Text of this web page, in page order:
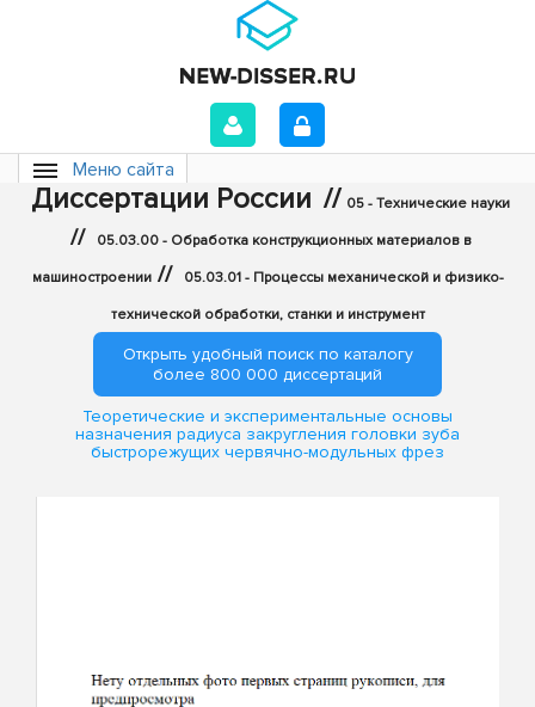
Меню сайта
Диссертации России // 05 - Технические науки
// 05.03.00 - Обработка конструкционных материалов в
машиностроении // 05.03.01 - Процессы механической и физико-
технической обработки, станки и инструмент
Открыть удобный поиск по каталогу
более 800 000 диссертаций
Теоретические и экспериментальные основы
назначения радиуса закругления головки зуба
быстрорежущих червячно-модульных фрез